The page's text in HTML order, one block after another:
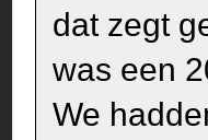
dat zegt
was een
We